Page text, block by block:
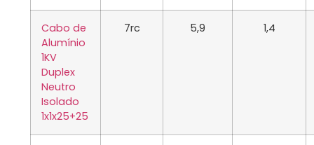
Cabo de
Alumínio
1KV
Duplex
Neutro
Isolado
1x1x25+25
7rc 5,9 1,4